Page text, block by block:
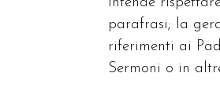
parafrasi; la
riferimenti ai
Sermoni o in